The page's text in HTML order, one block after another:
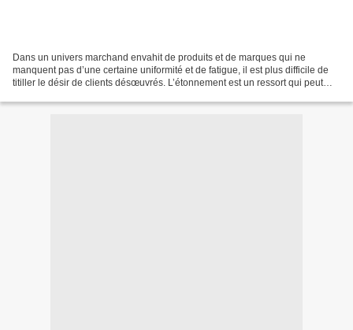
Dans un univers marchand envahit de produits et de marques qui ne
manquent pas d’une certaine uniformité et de fatigue, il est plus difficile de
titiller le désir de clients désœuvrés. L’étonnement est un ressort qui peut